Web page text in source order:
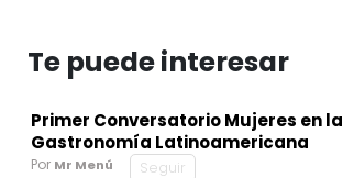
Te puede interesar
Primer Conversatorio Mujeres en la
Gastronomía Latinoamericana
Por Mr Menú Seguir